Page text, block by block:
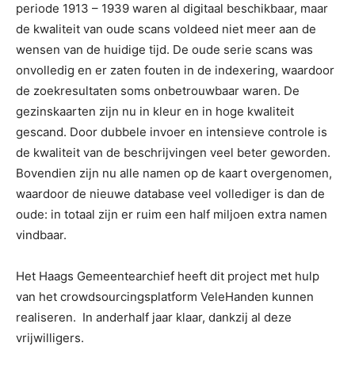
periode 1913 – 1939 waren al digitaal beschikbaar, maar
de kwaliteit van oude scans voldeed niet meer aan de
wensen van de huidige tijd. De oude serie scans was
onvolledig en er zaten fouten in de indexering, waardoor
de zoekresultaten soms onbetrouwbaar waren. De
gezinskaarten zijn nu in kleur en in hoge kwaliteit
gescand. Door dubbele invoer en intensieve controle is
de kwaliteit van de beschrijvingen veel beter geworden.
Bovendien zijn nu alle namen op de kaart overgenomen,
waardoor de nieuwe database veel vollediger is dan de
oude: in totaal zijn er ruim een half miljoen extra namen
vindbaar.
Het Haags Gemeentearchief heeft dit project met hulp
van het crowdsourcingsplatform VeleHanden kunnen
realiseren. In anderhalf jaar klaar, dankzij al deze
vrijwilligers.